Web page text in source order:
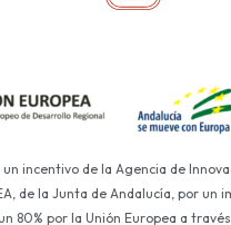
un incentivo de la Agencia de
de la Junta de Andalucía, por un
80% por la Unión Europea a